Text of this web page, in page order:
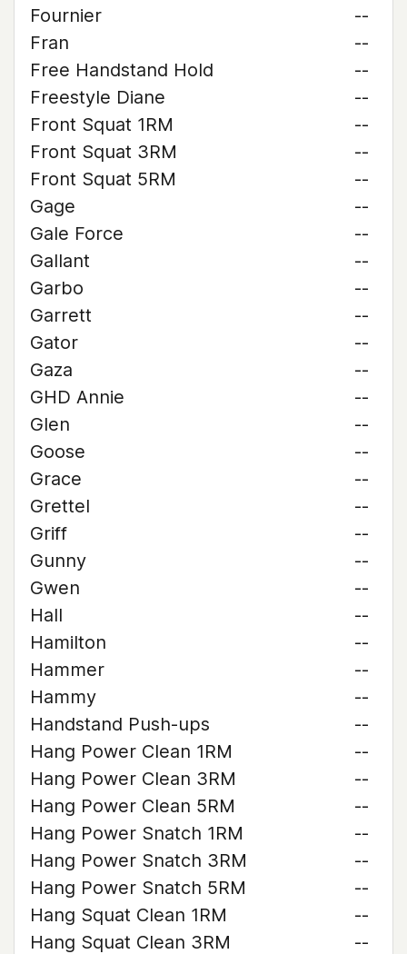
Fournier
--
Fran
--
Free Handstand Hold
--
Freestyle Diane
--
Front Squat 1RM
--
Front Squat 3RM
--
Front Squat 5RM
--
Gage
--
Gale Force
--
Gallant
--
Garbo
--
Garrett
--
Gator
--
Gaza
--
GHD Annie
--
Glen
--
Goose
--
Grace
--
Grettel
--
Griff
--
Gunny
--
Gwen
--
Hall
--
Hamilton
--
Hammer
--
Hammy
--
Handstand Push-ups
--
Hang Power Clean 1RM
--
Hang Power Clean 3RM
--
Hang Power Clean 5RM
--
Hang Power Snatch 1RM
--
Hang Power Snatch 3RM
--
Hang Power Snatch 5RM
--
Hang Squat Clean 1RM
--
Hang Squat Clean 3RM
--